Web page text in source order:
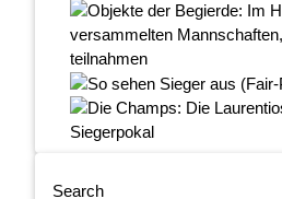
Search